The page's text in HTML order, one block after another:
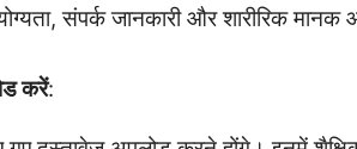
संपर्क जानकारी और शारीरिक मानक
करें: